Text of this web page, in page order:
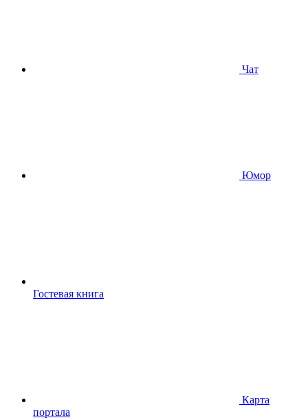
Чат
Юмор
Гостевая книга
Карта
портала